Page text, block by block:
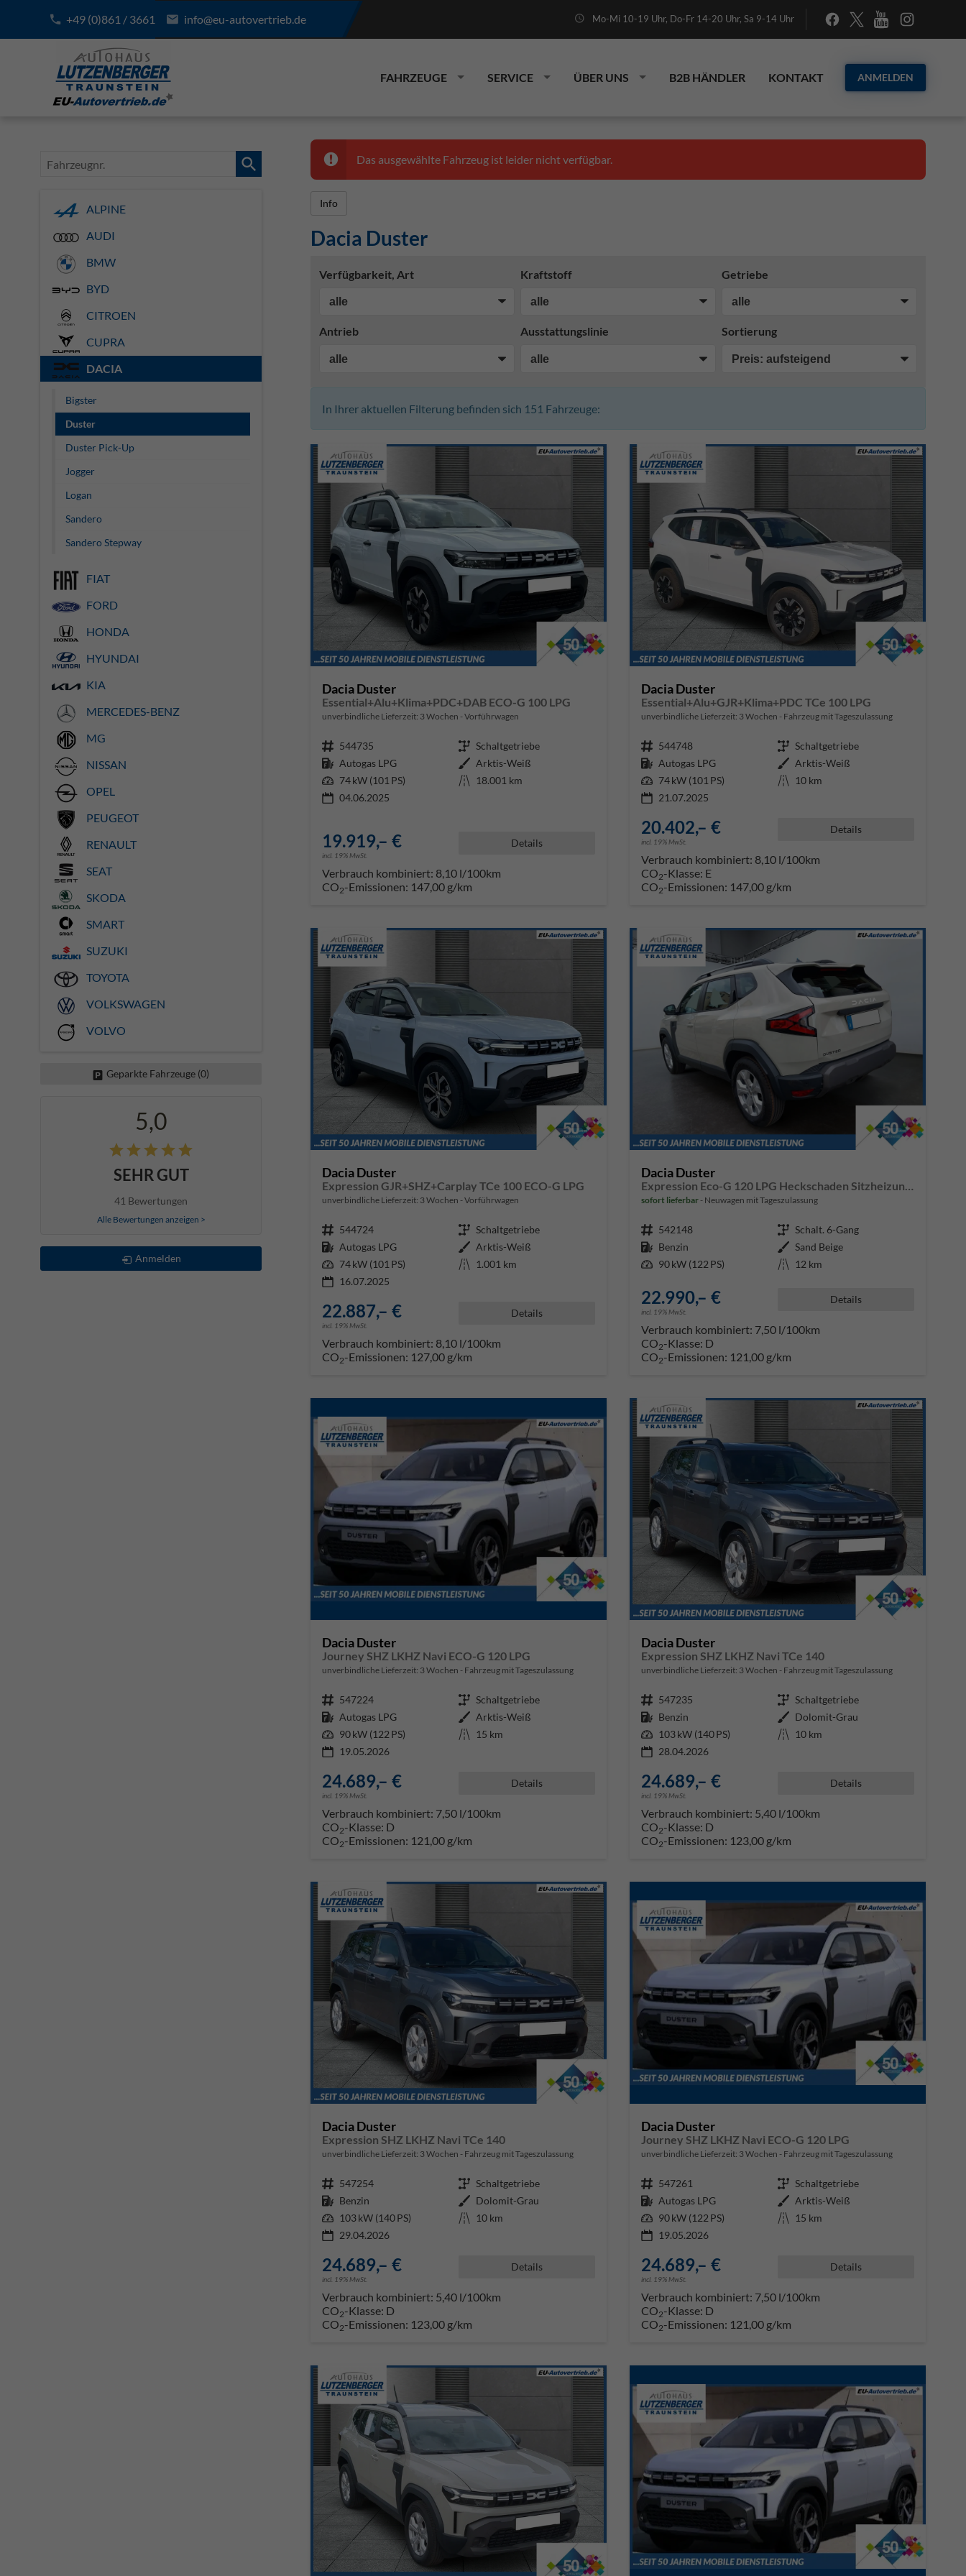
+49 (0)861 / 3661 info@eu-autovertrieb.de Mo-Mi 10-19 Uhr, Do-Fr 14-20 Uhr, Sa 9-14 Uhr
FAHRZEUGE SERVICE ÜBER UNS B2B HÄNDLER KONTAKT ANMELDEN
Das ausgewählte Fahrzeug ist leider nicht verfügbar.
Info
Dacia Duster
Verfügbarkeit, Art Kraftstoff Getriebe
Antrieb Ausstattungslinie Sortierung
In Ihrer aktuellen Filterung befinden sich 151 Fahrzeuge:
Dacia Duster
Essential+Alu+Klima+PDC+DAB ECO-G 100 LPG
unverbindliche Lieferzeit: 3 Wochen Vorführwagen
Fahrzeugnr. 544735 Getriebe Schaltgetriebe
Kraftstoff Autogas LPG Außenfarbe Arktis-Weiß
Leistung 74 kW (101 PS) Kilometerstand 18.001 km
04.06.2025
19.919,– €
incl. 19% MwSt.
Details
Verbrauch kombiniert: 8,10 l/100km
CO2-Emissionen: 147,00 g/km
Dacia Duster
Essential+Alu+GJR+Klima+PDC TCe 100 LPG
unverbindliche Lieferzeit: 3 Wochen Fahrzeug mit Tageszulassung
Fahrzeugnr. 544748 Getriebe Schaltgetriebe
Kraftstoff Autogas LPG Außenfarbe Arktis-Weiß
Leistung 74 kW (101 PS) Kilometerstand 10 km
21.07.2025
20.402,– €
incl. 19% MwSt.
Details
Verbrauch kombiniert: 8,10 l/100km
CO2-Klasse: E
CO2-Emissionen: 147,00 g/km
Dacia Duster
Expression GJR+SHZ+Carplay TCe 100 ECO-G LPG
unverbindliche Lieferzeit: 3 Wochen Vorführwagen
Fahrzeugnr. 544724 Getriebe Schaltgetriebe
Kraftstoff Autogas LPG Außenfarbe Arktis-Weiß
Leistung 74 kW (101 PS) Kilometerstand 1.001 km
16.07.2025
22.887,– €
incl. 19% MwSt.
Details
Verbrauch kombiniert: 8,10 l/100km
CO2-Emissionen: 127,00 g/km
Dacia Duster
Expression Eco-G 120 LPG Heckschaden Sitzheizung Lenkradheizung Beifahrersitz mit Höhenverstellung
sofort lieferbar Neuwagen mit Tageszulassung
Fahrzeugnr. 542148 Getriebe Schalt. 6-Gang
Kraftstoff Benzin Außenfarbe Sand Beige
Leistung 90 kW (122 PS) Kilometerstand 12 km
22.990,– €
incl. 19% MwSt.
Details
Verbrauch kombiniert: 7,50 l/100km
CO2-Klasse: D
CO2-Emissionen: 121,00 g/km
Dacia Duster
Journey SHZ LKHZ Navi ECO-G 120 LPG
unverbindliche Lieferzeit: 3 Wochen Fahrzeug mit Tageszulassung
Fahrzeugnr. 547224 Getriebe Schaltgetriebe
Kraftstoff Autogas LPG Außenfarbe Arktis-Weiß
Leistung 90 kW (122 PS) Kilometerstand 15 km
19.05.2026
24.689,– €
incl. 19% MwSt.
Details
Verbrauch kombiniert: 7,50 l/100km
CO2-Klasse: D
CO2-Emissionen: 121,00 g/km
Dacia Duster
Expression SHZ LKHZ Navi TCe 140
unverbindliche Lieferzeit: 3 Wochen Fahrzeug mit Tageszulassung
Fahrzeugnr. 547235 Getriebe Schaltgetriebe
Kraftstoff Benzin Außenfarbe Dolomit-Grau
Leistung 103 kW (140 PS) Kilometerstand 10 km
28.04.2026
24.689,– €
incl. 19% MwSt.
Details
Verbrauch kombiniert: 5,40 l/100km
CO2-Klasse: D
CO2-Emissionen: 123,00 g/km
Dacia Duster
Expression SHZ LKHZ Navi TCe 140
unverbindliche Lieferzeit: 3 Wochen Fahrzeug mit Tageszulassung
Fahrzeugnr. 547254 Getriebe Schaltgetriebe
Kraftstoff Benzin Außenfarbe Dolomit-Grau
Leistung 103 kW (140 PS) Kilometerstand 10 km
29.04.2026
24.689,– €
incl. 19% MwSt.
Details
Verbrauch kombiniert: 5,40 l/100km
CO2-Klasse: D
CO2-Emissionen: 123,00 g/km
Dacia Duster
Journey SHZ LKHZ Navi ECO-G 120 LPG
unverbindliche Lieferzeit: 3 Wochen Fahrzeug mit Tageszulassung
Fahrzeugnr. 547261 Getriebe Schaltgetriebe
Kraftstoff Autogas LPG Außenfarbe Arktis-Weiß
Leistung 90 kW (122 PS) Kilometerstand 15 km
19.05.2026
24.689,– €
incl. 19% MwSt.
Details
Verbrauch kombiniert: 7,50 l/100km
CO2-Klasse: D
CO2-Emissionen: 121,00 g/km
Fahrzeugnr.
ALPINE
AUDI
BMW
BYD
CITROEN
CUPRA
DACIA
Bigster
Duster
Duster Pick-Up
Jogger
Logan
Sandero
Sandero Stepway
FIAT
FORD
HONDA
HYUNDAI
KIA
MERCEDES-BENZ
MG
NISSAN
OPEL
PEUGEOT
RENAULT
SEAT
SKODA
SMART
SUZUKI
TOYOTA
VOLKSWAGEN
VOLVO
Geparkte Fahrzeuge (0)
5,0
SEHR GUT
41 Bewertungen
Alle Bewertungen anzeigen >
Anmelden